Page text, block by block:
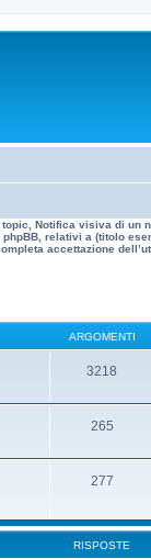
Notifica visiva di un
relativi a (titolo
accettazione
ARGOMENTI
3218
265
277
RISPOSTE